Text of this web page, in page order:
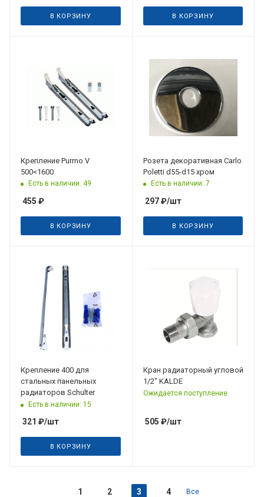
В КОРЗИНУ В КОРЗИНУ
Крепление Purmo V
500<1600
Есть в наличии: 49
455 ₽
В КОРЗИНУ
Розета декоративная Carlo
Poletti d55-d15 хром
Есть в наличии: 7
297₽/шт
В КОРЗИНУ
Крепление 400 для
стальных панельных
радиаторов Schulter
Есть в наличии: 15
321 ₽/шт
В КОРЗИНУ
Кран радиаторный угловой
1/2" KALDE
Ожидается поступление
505 ₽/шт
1 2 3 4 Все